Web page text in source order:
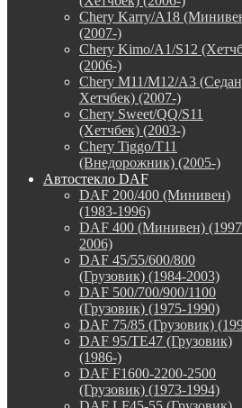
Chery Karry/A18
(2007-)
Chery Kimo/A1/S12
(2006-)
Chery M11/M12/A3
Хетчбек) (2007-)
Chery Sweet/QQ/S11
(Хетчбек) (2003-)
Chery Tiggo/T11
(Внедорожник) (2005-)
Автостекло DAF
DAF 200/400 (Минивен)
(1983-1996)
DAF 400 (Минивен)
2006)
DAF 45/55/600/800
(Грузовик) (1984-2003)
DAF 500/700/900/1100
(Грузовик) (1975-1990)
DAF 75/85 (Грузовик)
DAF 95/TE47 (Грузовик)
(1986-)
DAF F1600-2200-2500
(Грузовик) (1973-1994)